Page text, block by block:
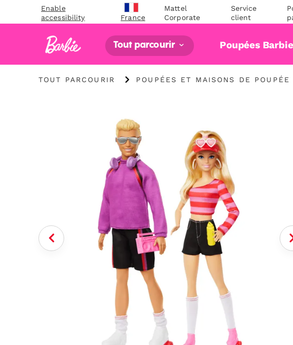
Enable
accessibility
France
Mattel
Corporate
Service
client
Tout parcourir Poupées
"Tout
TOUT PARCOURIR
"
poupée
"
POUPÉES ET MAISONS DE POUPÉE